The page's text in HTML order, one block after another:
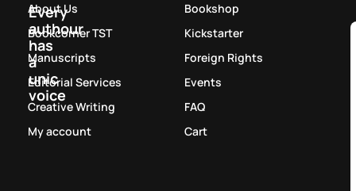
Every
authour
has
a
unic
voice
About Us
Bookcorner TST
Manuscripts
Editorial Services
Creative Writing
My account
Bookshop
Kickstarter
Foreign Rights
Events
FAQ
Cart